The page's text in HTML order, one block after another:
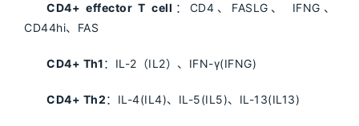
CD4+ effector T cell ：CD4、FASLG、 IFNG、
CD44hi、FAS
CD4+ Th1：IL-2（IL2）、IFN-γ(IFNG)
CD4+ Th2：IL-4(IL4)、IL-5(IL5)、IL-13(IL13)